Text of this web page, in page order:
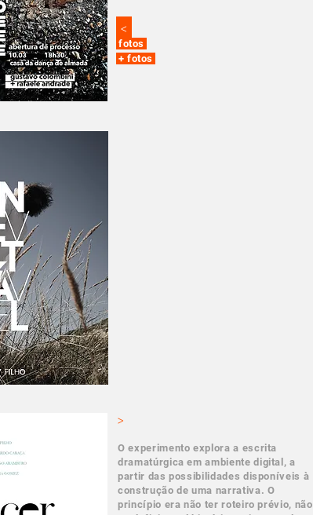
<
fotos
+ fotos
>
O experimento explora a escrita
dramatúrgica em ambiente digital, a
partir das possibilidades disponíveis à
construção de uma narrativa. O
princípio era não ter roteiro prévio, não